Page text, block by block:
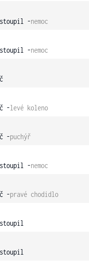
-nemoc
-nemoc
-levé koleno
-puchýř
-nemoc
-pravé chodidlo